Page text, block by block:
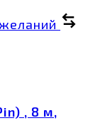
, 8 м,